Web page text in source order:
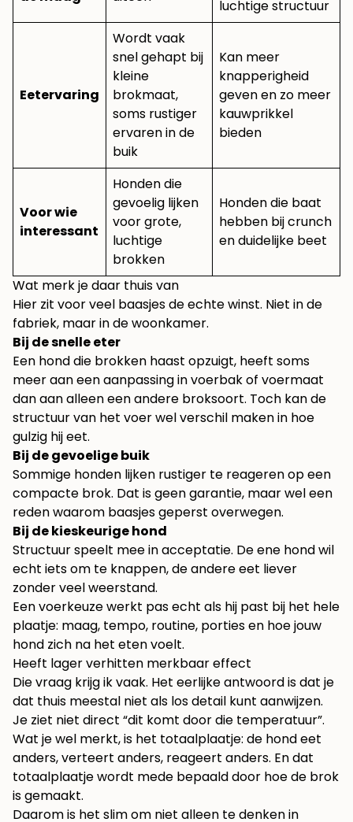
luchtige structuur
Eetervaring
Wordt vaak
snel gehapt bij
kleine
brokmaat,
soms rustiger
ervaren in de
buik
Kan meer
knapperigheid
geven en zo meer
kauwprikkel
bieden
Voor wie
interessant
Honden die
gevoelig lijken
voor grote,
luchtige
brokken
Honden die baat
hebben bij crunch
en duidelijke beet
Wat merk je daar thuis van
Hier zit voor veel baasjes de echte winst. Niet in de
fabriek, maar in de woonkamer.
Bij de snelle eter
Een hond die brokken haast opzuigt, heeft soms
meer aan een aanpassing in voerbak of voermaat
dan aan alleen een andere broksoort. Toch kan de
structuur van het voer wel verschil maken in hoe
gulzig hij eet.
Bij de gevoelige buik
Sommige honden lijken rustiger te reageren op een
compacte brok. Dat is geen garantie, maar wel een
reden waarom baasjes geperst overwegen.
Bij de kieskeurige hond
Structuur speelt mee in acceptatie. De ene hond wil
echt iets om te knappen, de andere eet liever
zonder veel weerstand.
Een voerkeuze werkt pas echt als hij past bij het hele
plaatje: maag, tempo, routine, porties en hoe jouw
hond zich na het eten voelt.
Heeft lager verhitten merkbaar effect
Die vraag krijg ik vaak. Het eerlijke antwoord is dat je
dat thuis meestal niet als los detail kunt aanwijzen.
Je ziet niet direct “dit komt door die temperatuur”.
Wat je wel merkt, is het totaalplaatje: de hond eet
anders, verteert anders, reageert anders. En dat
totaalplaatje wordt mede bepaald door hoe de brok
is gemaakt.
Daarom is het slim om niet alleen te denken in